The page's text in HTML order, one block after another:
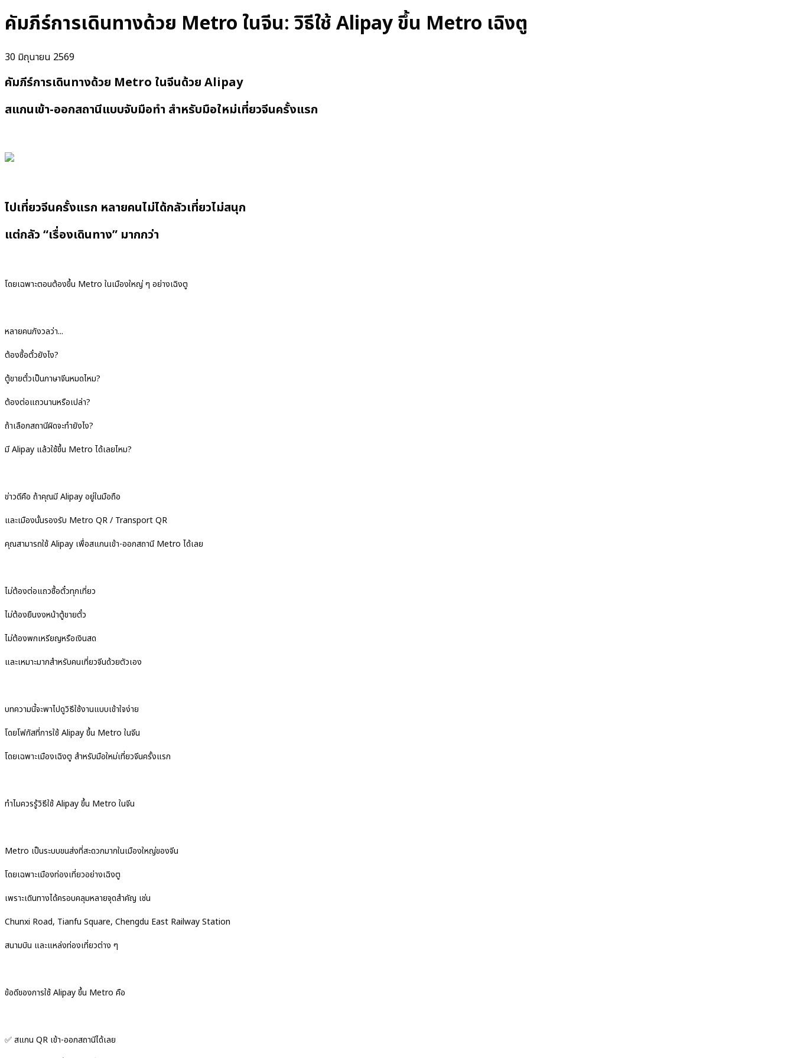
คัมภีร์การเดินทางด้วย Metro ในจีน: วิธีใช้ Alipay ขึ้น Metro เฉิงตู
30 มิถุนายน 2569
คัมภีร์การเดินทางด้วย Metro ในจีนด้วย Alipay
สแกนเข้า-ออกสถานีแบบจับมือทำ สำหรับมือใหม่เที่ยวจีนครั้งแรก
ไปเที่ยวจีนครั้งแรก หลายคนไม่ได้กลัวเที่ยวไม่สนุก
แต่กลัว “เรื่องเดินทาง” มากกว่า
โดยเฉพาะตอนต้องขึ้น Metro ในเมืองใหญ่ ๆ อย่างเฉิงตู
หลายคนกังวลว่า...
ต้องซื้อตั๋วยังไง?
ตู้ขายตั๋วเป็นภาษาจีนหมดไหม?
ต้องต่อแถวนานหรือเปล่า?
ถ้าเลือกสถานีผิดจะทำยังไง?
มี Alipay แล้วใช้ขึ้น Metro ได้เลยไหม?
ข่าวดีคือ ถ้าคุณมี Alipay อยู่ในมือถือ
และเมืองนั้นรองรับ Metro QR / Transport QR
คุณสามารถใช้ Alipay เพื่อสแกนเข้า-ออกสถานี Metro ได้เลย
ไม่ต้องต่อแถวซื้อตั๋วทุกเที่ยว
ไม่ต้องยืนงงหน้าตู้ขายตั๋ว
ไม่ต้องพกเหรียญหรือเงินสด
และเหมาะมากสำหรับคนเที่ยวจีนด้วยตัวเอง
บทความนี้จะพาไปดูวิธีใช้งานแบบเข้าใจง่าย
โดยโฟกัสที่การใช้ Alipay ขึ้น Metro ในจีน
โดยเฉพาะเมืองเฉิงตู สำหรับมือใหม่เที่ยวจีนครั้งแรก
ทำไมควรรู้วิธีใช้ Alipay ขึ้น Metro ในจีน
Metro เป็นระบบขนส่งที่สะดวกมากในเมืองใหญ่ของจีน
โดยเฉพาะเมืองท่องเที่ยวอย่างเฉิงตู
เพราะเดินทางได้ครอบคลุมหลายจุดสำคัญ เช่น
Chunxi Road, Tianfu Square, Chengdu East Railway Station
สนามบิน และแหล่งท่องเที่ยวต่าง ๆ
ข้อดีของการใช้ Alipay ขึ้น Metro คือ
✅ สแกน QR เข้า-ออกสถานีได้เลย